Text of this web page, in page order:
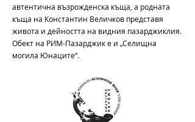
автентична възрожденска къща, а родната
къща на Константин Величков представя
живота и дейността на видния пазарджиклия.
Обект на РИМ-Пазарджик е и „Селищна
могила Юнаците“.